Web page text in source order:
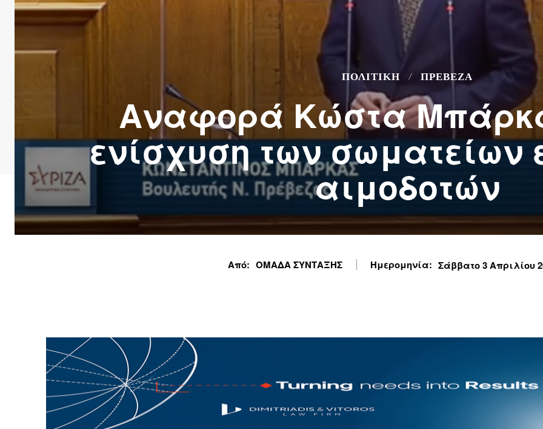
ΠΟΛΙΤΙΚΗ ΠΡΕΒΕΖΑ
Αναφορά Κώστα
ενίσχυση των σωματείων
αιμοδοτών
Από: ΟΜΑΔΑ ΣΥΝΤΑΞΗΣ Ημερομηνία: Σάββατο 3 Απριλίου